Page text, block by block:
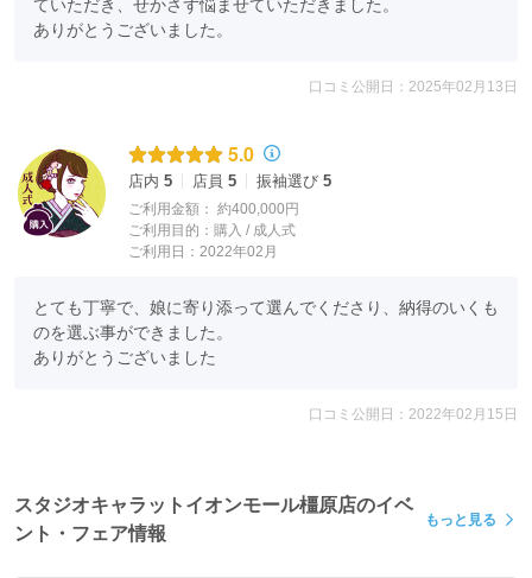
ていただき、せかさず悩ませていただきました。
ありがとうございました。
口コミ公開日：2025年02月13日
5.0
店内 5 店員 5 振袖選び 5
ご利用金額： 約400,000円
ご利用目的： 購入 / 成人式
ご利用日：2022年02月
とても丁寧で、娘に寄り添って選んでくださり、納得のいくも
のを選ぶ事ができました。
ありがとうございました
口コミ公開日：2022年02月15日
スタジオキャラットイオンモール橿原店のイベ
ント・フェア情報
もっと見る